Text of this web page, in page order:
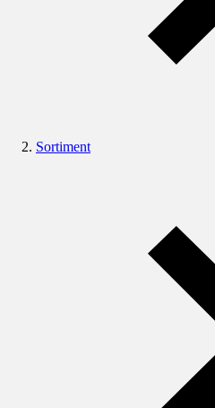
Sortiment